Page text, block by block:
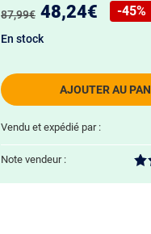
Ancien prix :
87,99€ Nouveau prix :
48,24€
Réduction de :
-45%
AJOUTER AU
En stock
Vendu et expédié par :
Note vendeur :